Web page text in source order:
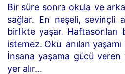
Bir süre sonra okula ve
sağlar. En neşeli, sevinçli
birlikte yaşar. Haftasonları
istemez. Okul anılan yaşamı
İnsana yaşama gücü veren
yer alır…